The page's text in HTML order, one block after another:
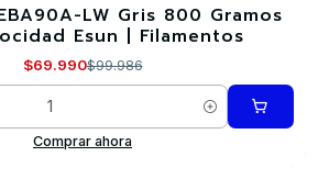
LW Gris 800 Gramos
Esun | Filamentos
$69.990$99.986
Comprar ahora